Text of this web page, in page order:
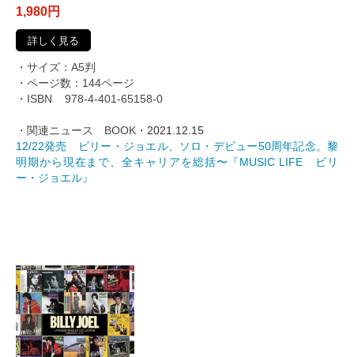
1,980円
詳しく見る
・サイズ：A5判
・ページ数：144ページ
・ISBN 978-4-401-65158-0
・関連ニュース BOOK ・2021.12.15
12/22発売 ビリー・ジョエル、ソロ・デビュー50周年記念。黎
明期から現在まで、全キャリアを総括〜『MUSIC LIFE ビリ
ー・ジョエル』